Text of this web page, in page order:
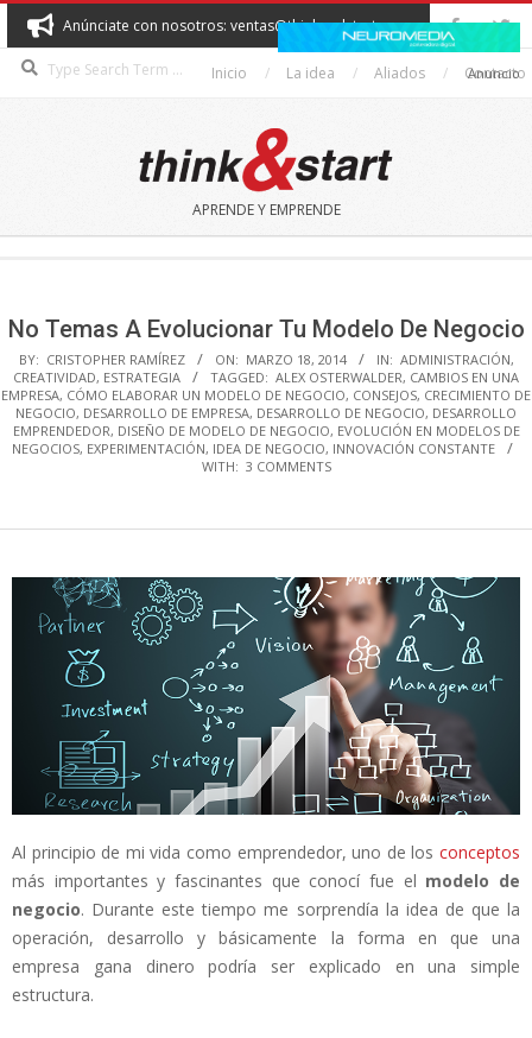
Skip
to
content
Anúnciate con nosotros: ventas@thinkandstart.com
Inicio La idea Aliados Contacto
THINK&START
APRENDE Y EMPRENDE
Anuncio
No Temas A Evolucionar Tu Modelo De Negocio
BY: CRISTOPHER RAMÍREZ ON: MARZO 18, 2014 IN: ADMINISTRACIÓN,
CREATIVIDAD, ESTRATEGIA TAGGED: ALEX OSTERWALDER, CAMBIOS EN UNA
EMPRESA, CÓMO ELABORAR UN MODELO DE NEGOCIO, CONSEJOS, CRECIMIENTO DE
NEGOCIO, DESARROLLO DE EMPRESA, DESARROLLO DE NEGOCIO, DESARROLLO
EMPRENDEDOR, DISEÑO DE MODELO DE NEGOCIO, EVOLUCIÓN EN MODELOS DE
NEGOCIOS, EXPERIMENTACIÓN, IDEA DE NEGOCIO, INNOVACIÓN CONSTANTE
WITH: 3 COMMENTS
Al principio de mi vida como emprendedor, uno de los conceptos
más importantes y fascinantes que conocí fue el modelo de
negocio. Durante este tiempo me sorprendía la idea de que la
operación, desarrollo y básicamente la forma en que una
empresa gana dinero podría ser explicado en una simple
estructura.